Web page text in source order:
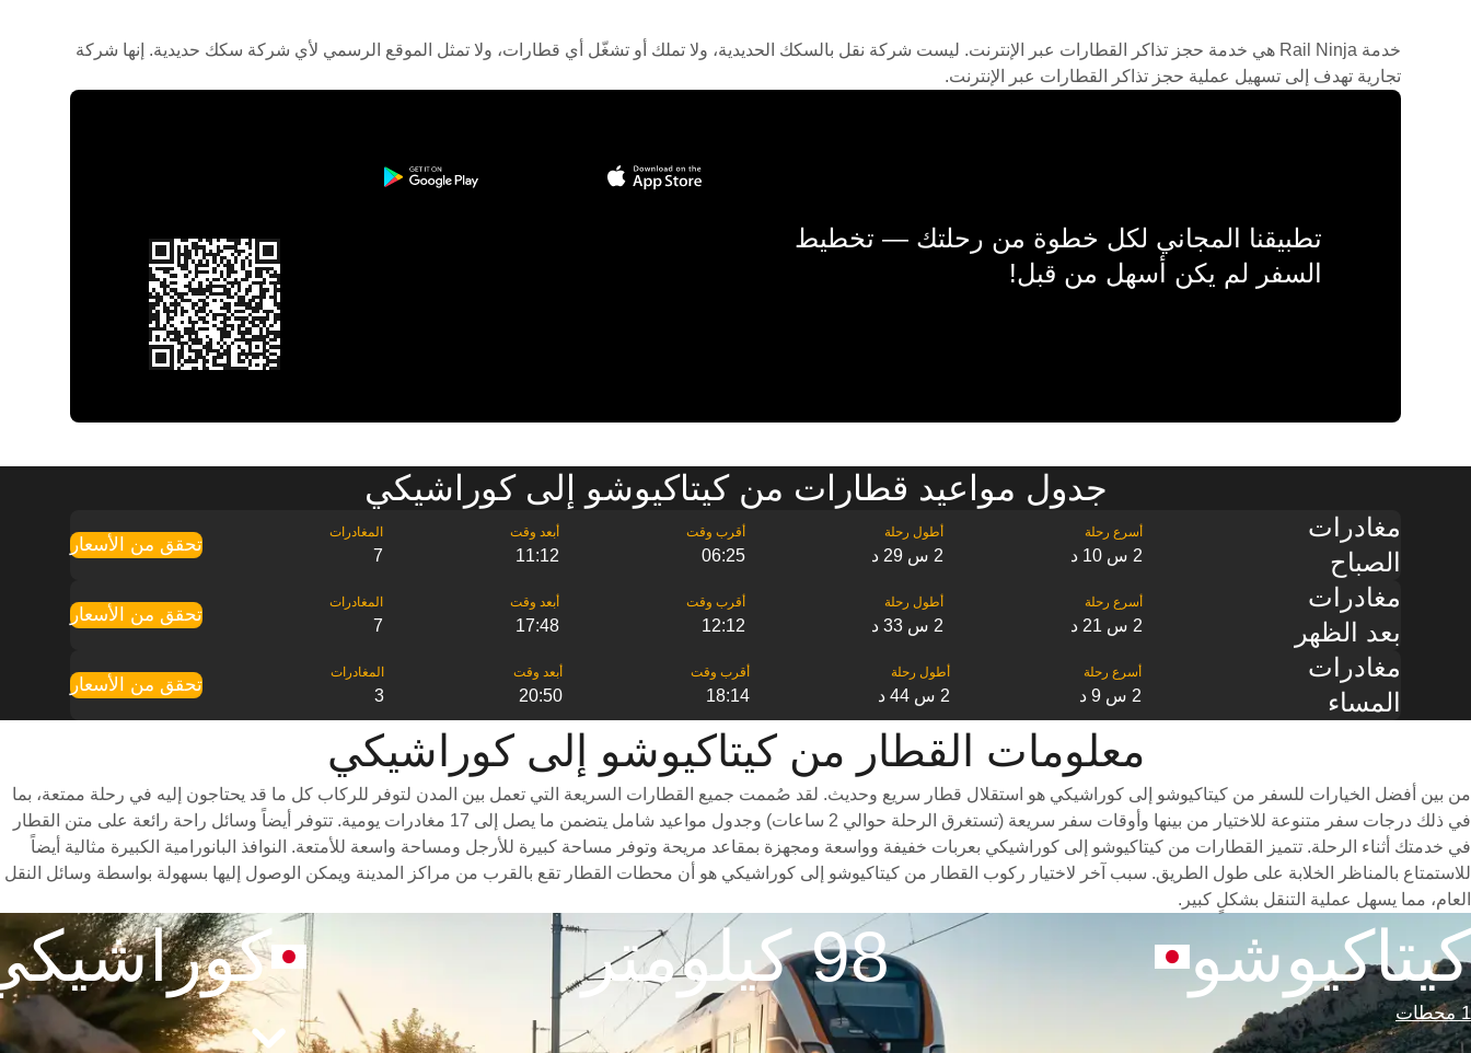
خدمة Rail Ninja هي خدمة حجز تذاكر القطارات عبر الإنترنت. ليست شركة نقل بالسكك الحديدية، ولا تملك أو تشغّل أي قطارات، ولا تمثل الموقع الرسمي لأي شركة سكك حديدية. إنها شركة
تجارية تهدف إلى تسهيل عملية حجز تذاكر القطارات عبر الإنترنت.
تطبيقنا المجاني لكل خطوة من رحلتك — تخطيط
السفر لم يكن أسهل من قبل!
جدول مواعيد قطارات من كيتاكيوشو إلى كوراشيكي
مغادرات
الصباح
2 س 10 د 2 س 29 د 06:25
11:12
7
تحقق من الأسعار
مغادرات
بعد الظهر
2 س 21 د 2 س 33 د 12:12
17:48
7
تحقق من الأسعار
مغادرات
المساء
2 س 9 د 2 س 44 د 18:14
20:50
3
تحقق من الأسعار
معلومات القطار من ‎كيتاكيوشو إلى ‎كوراشيكي
من بين أفضل الخيارات للسفر من كيتاكيوشو إلى كوراشيكي هو استقلال قطار سريع وحديث. لقد صُممت جميع القطارات السريعة التي تعمل بين المدن لتوفر للركاب كل ما قد يحتاجون إليه في رحلة ممتعة، بما
في ذلك درجات سفر متنوعة للاختيار من بينها وأوقات سفر سريعة (تستغرق الرحلة حوالي 2 ساعات) وجدول مواعيد شامل يتضمن ما يصل إلى 17 مغادرات يومية. تتوفر أيضاً وسائل راحة رائعة على متن القطار
في خدمتك أثناء الرحلة. تتميز القطارات من كيتاكيوشو إلى كوراشيكي بعربات خفيفة وواسعة ومجهزة بمقاعد مريحة وتوفر مساحة كبيرة للأرجل ومساحة واسعة للأمتعة. النوافذ البانورامية الكبيرة مثالية أيضاً
للاستمتاع بالمناظر الخلابة على طول الطريق. سبب آخر لاختيار ركوب القطار من كيتاكيوشو إلى كوراشيكي هو أن محطات القطار تقع بالقرب من مراكز المدينة ويمكن الوصول إليها بسهولة بواسطة وسائل النقل
العام، مما يسهل عملية التنقل بشكلٍ كبير.
كيتاكيوشو
1 محطات
98 كيلومتر